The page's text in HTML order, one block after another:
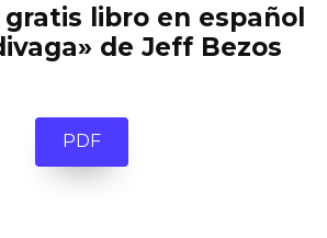
libro en español
de Jeff Bezos
PDF